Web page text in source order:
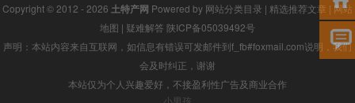
Copyright © 2012 - 2026 土特产网 Powered by 网站分类目录 | 精选推荐文章 | 网站
地图 | 疑难解答 陕ICP备05039492号
声明：本站内容来自互联网，如信息有错误可发邮件到f_fb#foxmail.com说明，我们
会及时纠正，谢谢
本站仅为个人兴趣爱好，不接盈利性广告及商业合作